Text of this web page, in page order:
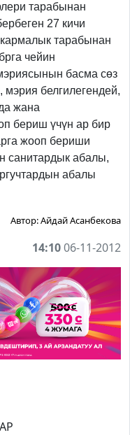
тарабынан
27 кичи
тарабынан
чейин
басма сөз
белгилегендей,
жана
бериш үчүн ар бир
жооп бериши
санитардык абалы,
абалы
Автор:Айдай Асанбекова
14:1006-11-2012